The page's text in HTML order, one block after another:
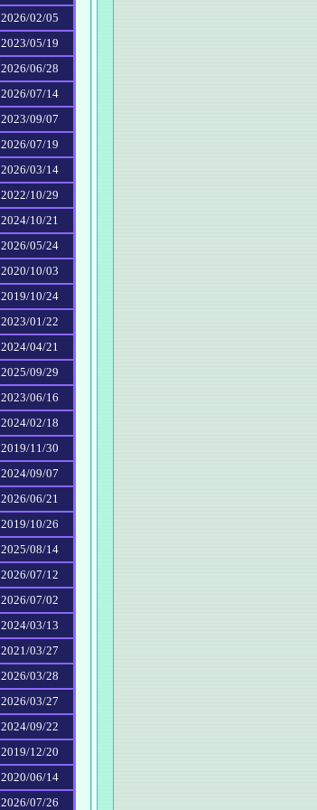
2026/02/05
2023/05/19
2026/06/28
2026/07/14
2023/09/07
2026/07/19
2026/03/14
2022/10/29
2024/10/21
2026/05/24
2020/10/03
2019/10/24
2023/01/22
2024/04/21
2025/09/29
2023/06/16
2024/02/18
2019/11/30
2024/09/07
2026/06/21
2019/10/26
2025/08/14
2026/07/12
2026/07/02
2024/03/13
2021/03/27
2026/03/28
2026/03/27
2024/09/22
2019/12/20
2020/06/14
2026/07/26